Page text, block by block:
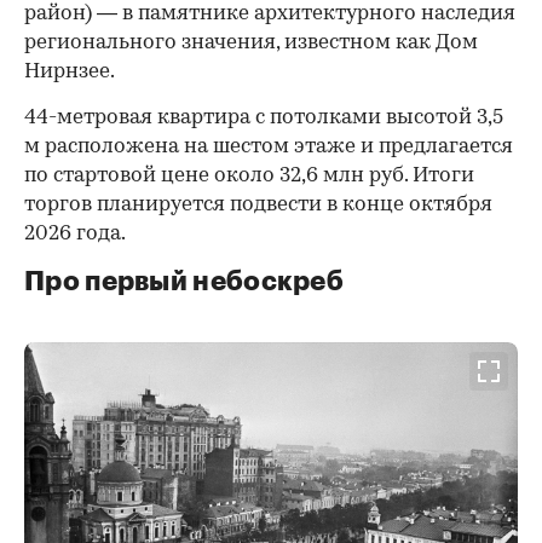
район) — в памятнике архитектурного наследия
регионального значения, известном как Дом
Нирнзее.
44-метровая квартира с потолками высотой 3,5
м расположена на шестом этаже и предлагается
по стартовой цене около 32,6 млн руб. Итоги
торгов планируется подвести в конце октября
2026 года.
Про первый небоскреб